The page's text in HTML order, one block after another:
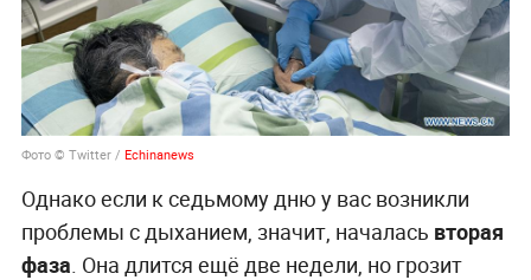
Фото © Twitter / Echinanews
Однако если к седьмому дню у вас возникли
проблемы с дыханием, значит, началась вторая
фаза . Она длится ещё две недели, но грозит